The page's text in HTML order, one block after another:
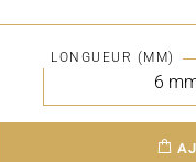
LONGUEUR (MM)